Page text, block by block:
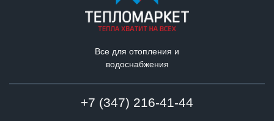
Все для отопления и
водоснабжения
+7 (347) 216-41-44